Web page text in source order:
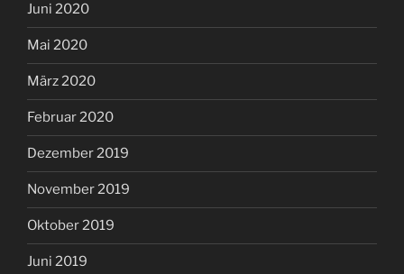
Juni 2020
Mai 2020
März 2020
Februar 2020
Dezember 2019
November 2019
Oktober 2019
Juni 2019